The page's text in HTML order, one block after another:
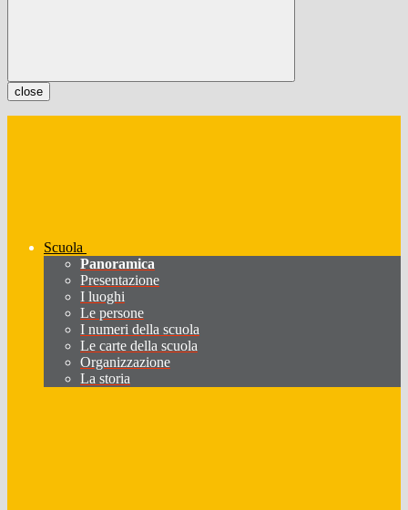
close
Scuola
Panoramica
Presentazione
I luoghi
Le persone
I numeri della scuola
Le carte della scuola
Organizzazione
La storia